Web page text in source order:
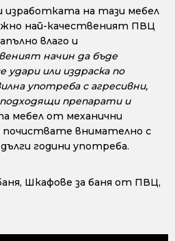
изработката на тази мебел
най-качественият ПВЦ
влаго и
начин да бъде
удари или издраска по
употреба с агресивни,
препарати и
мебел от механични
почиствате внимателно с
години употреба.
, Шкафове за баня от ПВЦ,